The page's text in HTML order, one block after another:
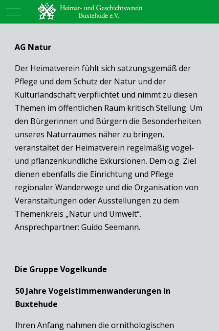
Mobile Menu Toggle
AG Natur
Der Heimatverein fühlt sich satzungsgemäß der
Pflege und dem Schutz der Natur und der
Kulturlandschaft verpflichtet und nimmt zu diesen
Themen im öffentlichen Raum kritisch Stellung. Um
den Bürgerinnen und Bürgern die Besonderheiten
unseres Naturraumes näher zu bringen,
veranstaltet der Heimatverein regelmäßig vogel-
und pflanzenkundliche Exkursionen. Dem o.g. Ziel
dienen ebenfalls die Einrichtung und Pflege
regionaler Wanderwege und die Organisation von
Veranstaltungen oder Ausstellungen zu dem
Themenkreis „Natur und Umwelt“.
Ansprechpartner: Guido Seemann.
Die Gruppe Vogelkunde
50 Jahre Vogelstimmenwanderungen in
Buxtehude
Ihren Anfang nahmen die ornithologischen